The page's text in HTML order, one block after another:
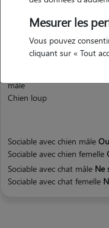
Anja
mâle
Chien loup
Sociable avec chien mâle
Sociable avec chien femelle
Sociable avec chat mâle Ne
Sociable avec chat femelle
Mesurer les
Vous pouvez
cliquant sur « Tout